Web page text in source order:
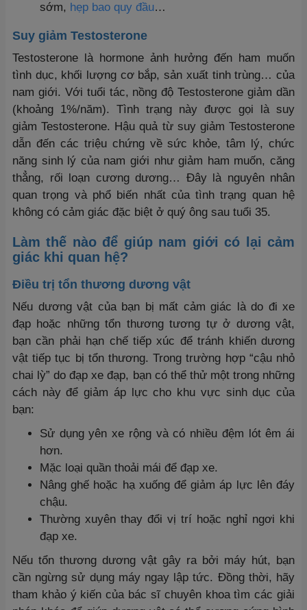
sớm, hẹp bao quy đầu…
Suy giảm Testosterone
Testosterone là hormone ảnh hưởng đến ham muốn
tình dục, khối lượng cơ bắp, sản xuất tinh trùng… của
nam giới. Với tuổi tác, nồng độ Testosterone giảm dần
(khoảng 1%/năm). Tình trạng này được gọi là suy
giảm Testosterone. Hậu quả từ suy giảm Testosterone
dẫn đến các triệu chứng về sức khỏe, tâm lý, chức
năng sinh lý của nam giới như giảm ham muốn, căng
thẳng, rối loạn cương dương… Đây là nguyên nhân
quan trọng và phổ biến nhất của tình trạng quan hệ
không có cảm giác đặc biệt ở quý ông sau tuổi 35.
Làm thế nào để giúp nam giới có lại cảm
giác khi quan hệ?
Điều trị tổn thương dương vật
Nếu dương vật của bạn bị mất cảm giác là do đi xe
đạp hoặc những tổn thương tương tự ở dương vật,
bạn cần phải hạn chế tiếp xúc để tránh khiến dương
vật tiếp tục bị tổn thương. Trong trường hợp “cậu nhỏ
chai lỳ” do đạp xe đạp, bạn có thể thử một trong những
cách này để giảm áp lực cho khu vực sinh dục của
bạn:
Sử dụng yên xe rộng và có nhiều đệm lót êm ái
hơn.
Mặc loại quần thoải mái để đạp xe.
Nâng ghế hoặc hạ xuống để giảm áp lực lên đáy
chậu.
Thường xuyên thay đổi vị trí hoặc nghỉ ngơi khi
đạp xe.
Nếu tổn thương dương vật gây ra bởi máy hút, bạn
cần ngừng sử dụng máy ngay lập tức. Đồng thời, hãy
tham khảo ý kiến của bác sĩ chuyên khoa tìm các giải